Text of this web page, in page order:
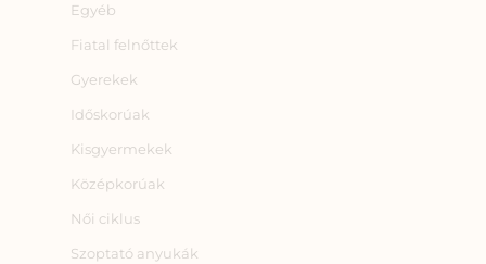
Egyéb
Fiatal felnőttek
Gyerekek
Időskorúak
Kisgyermekek
Középkorúak
Női ciklus
Szoptató anyukák